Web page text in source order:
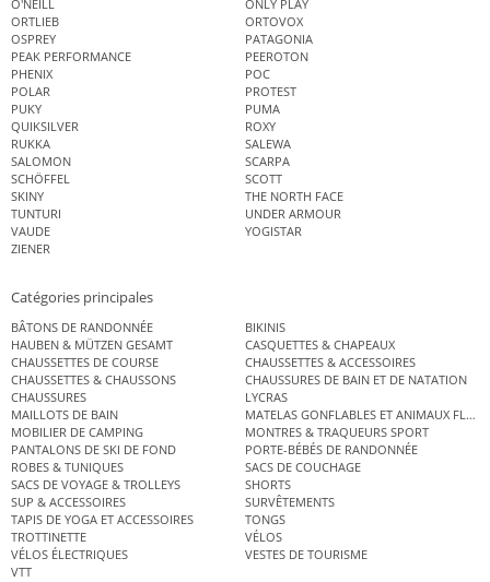
O'NEILL
ONLY PLAY
ORTLIEB
ORTOVOX
OSPREY
PATAGONIA
PEAK PERFORMANCE
PEEROTON
PHENIX
POC
POLAR
PROTEST
PUKY
PUMA
QUIKSILVER
ROXY
RUKKA
SALEWA
SALOMON
SCARPA
SCHÖFFEL
SCOTT
SKINY
THE NORTH FACE
TUNTURI
UNDER ARMOUR
VAUDE
YOGISTAR
ZIENER
Catégories principales
BÂTONS DE RANDONNÉE
BIKINIS
HAUBEN & MÜTZEN GESAMT
CASQUETTES & CHAPEAUX
CHAUSSETTES DE COURSE
CHAUSSETTES & ACCESSOIRES
CHAUSSETTES & CHAUSSONS
CHAUSSURES DE BAIN ET DE NATATION
CHAUSSURES
LYCRAS
MAILLOTS DE BAIN
MATELAS GONFLABLES ET ANIMAUX
MOBILIER DE CAMPING
MONTRES & TRAQUEURS SPORT
PANTALONS DE SKI DE FOND
PORTE-BÉBÉS DE RANDONNÉE
ROBES & TUNIQUES
SACS DE COUCHAGE
SACS DE VOYAGE & TROLLEYS
SHORTS
SUP & ACCESSOIRES
SURVÊTEMENTS
TAPIS DE YOGA ET ACCESSOIRES
TONGS
TROTTINETTE
VÉLOS
VÉLOS ÉLECTRIQUES
VESTES DE TOURISME
VTT